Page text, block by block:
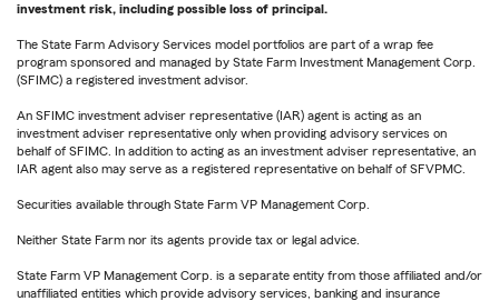
investment risk, including possible loss of principal.
The State Farm Advisory Services model portfolios are part of a wrap fee
program sponsored and managed by State Farm Investment Management Corp.
(SFIMC) a registered investment advisor.
An SFIMC investment adviser representative (IAR) agent is acting as an
investment adviser representative only when providing advisory services on
behalf of SFIMC. In addition to acting as an investment adviser representative, an
IAR agent also may serve as a registered representative on behalf of SFVPMC.
Securities available through State Farm VP Management Corp.
Neither State Farm nor its agents provide tax or legal advice.
State Farm VP Management Corp. is a separate entity from those affiliated and/or
unaffiliated entities which provide advisory services, banking and insurance